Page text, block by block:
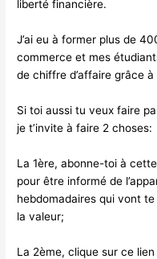
liberté financière.
J’ai eu à former plus de
commerce et mes
de chiffre d’affaire grâce
Si toi aussi tu veux faire
je t’invite à faire 2 choses:
La 1ère, abonne-toi à
pour être informé de
hebdomadaires qui vont
la valeur;
La 2ème, clique sur ce lien